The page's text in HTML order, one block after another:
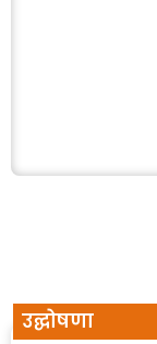
उद्घोषणा
अधिक वाचा
ईच्छुक